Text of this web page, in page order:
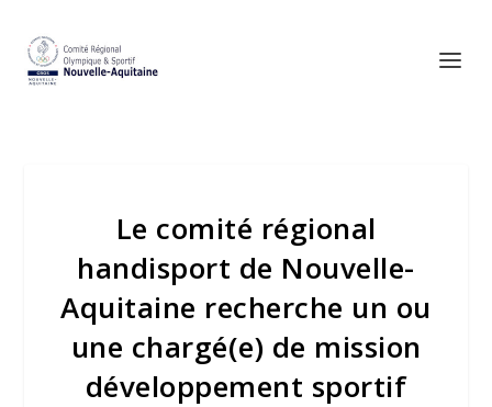
Le comité régional
handisport de Nouvelle-
Aquitaine recherche un ou
une chargé(e) de mission
développement sportif